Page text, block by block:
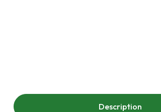
Description